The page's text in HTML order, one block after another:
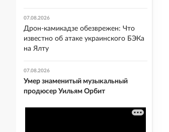
07.08.2026
Дрон-камикадзе обезврежен: Что
известно об атаке украинского БЭКа
на Ялту
07.08.2026
Умер знаменитый музыкальный
продюсер Уильям Орбит